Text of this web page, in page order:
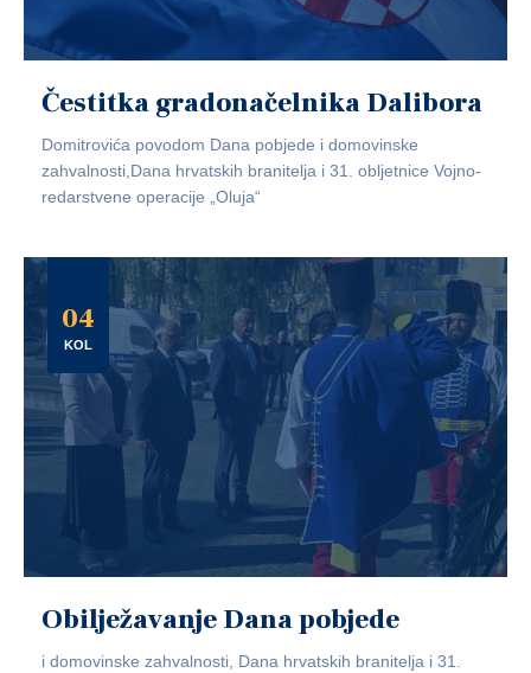
Čestitka gradonačelnika Dalibora
Domitrovića povodom Dana pobjede i domovinske
zahvalnosti,Dana hrvatskih branitelja i 31. obljetnice Vojno-
redarstvene operacije „Oluja“
04
KOL
Obilježavanje Dana pobjede
i domovinske zahvalnosti, Dana hrvatskih branitelja i 31.